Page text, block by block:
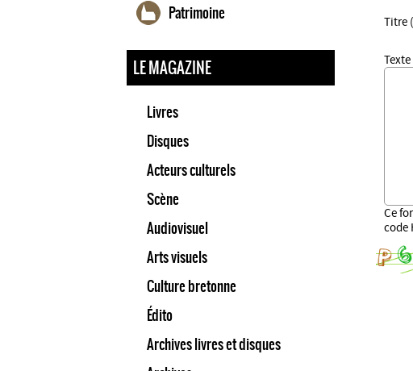
Patrimoine
LE MAGAZINE
Livres
Disques
Acteurs culturels
Scène
Audiovisuel
Arts visuels
Culture bretonne
Édito
Archives livres et disques
Ce
code